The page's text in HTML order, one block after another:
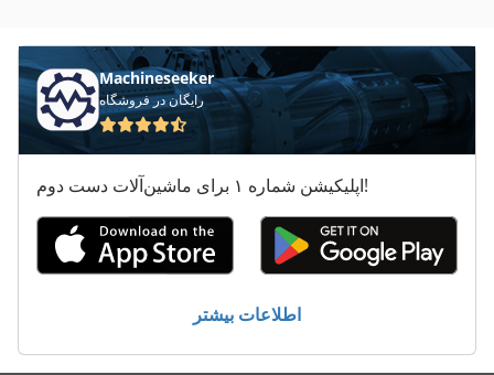
Kdn
Weeke Bhc 250
Weeke Bhc 350
Weeke Bhc 550
Weeke Bhc 750
Machineseeker
رایگان در فروشگاه
اپلیکیشن شماره ۱ برای ماشین‌آلات دست دوم!
اطلاعات بیشتر